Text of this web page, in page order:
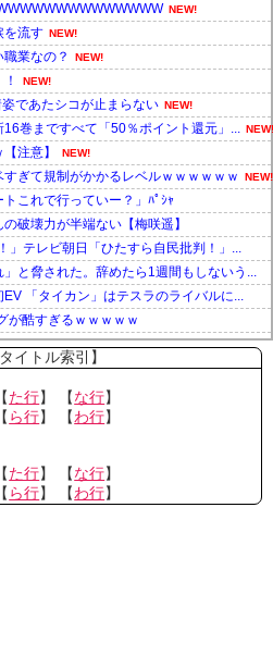
NEW!
を流す NEW!
業なの？ NEW!
NEW!
であたシコが止まらない NEW!
16巻まですべて「50％ポイント還元」... NEW!
注意】 NEW!
すぎて規制がかかるレベルｗｗｗｗｗｗ NEW!
これで行っていー？」ﾊﾟｼｬ
破壊力が半端ない【梅咲遥】
」テレビ朝日「ひたすら自民批判！」...
と脅された。辞めたら1週間もしないう...
「タイカン」はテスラのライバルに...
が酷すぎるｗｗｗｗｗ
イトル索引】
た行】 【な行】
ら行】 【わ行】
た行】 【な行】
ら行】 【わ行】